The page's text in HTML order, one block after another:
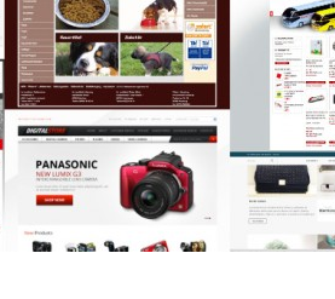
poesia_postvtable</table
>
>
Poesia_HolaMundo</module >
>
</use >